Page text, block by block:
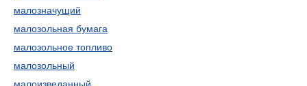
малозначущий
малозольная бумага
малозольное топливо
малозольный